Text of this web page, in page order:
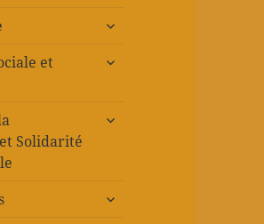
ouvrir
sous-
et
ouvrir
menu
Solidarité
ouvrir
ouvrir